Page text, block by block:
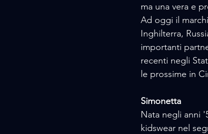
ma una vera e
Ad oggi il
Inghilterra,
importanti
recenti negli
le prossime in
Simonetta
Nata negli anni
kidswear nel